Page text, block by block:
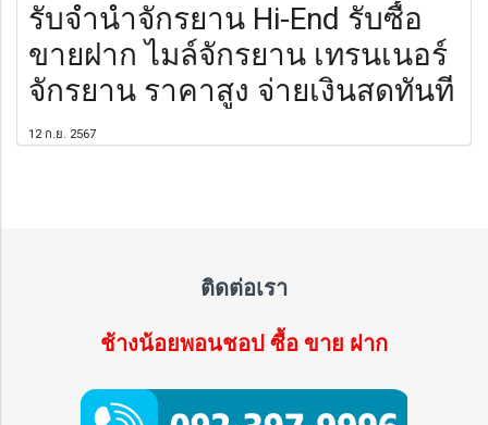
รับจำนำจักรยาน Hi-End รับซื้อ
ขายฝาก ไมล์จักรยาน เทรนเนอร์
จักรยาน ราคาสูง จ่ายเงินสดทันที
12 ก.ย. 2567
ติดต่อเรา
ช้างน้อยพอนชอป ซื้อ ขาย ฝาก